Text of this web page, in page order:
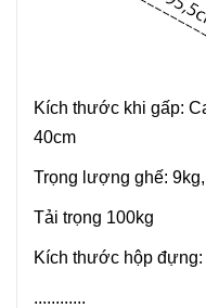
Kích thước khi gấp:
40cm
Trọng lượng ghế:
Tải trọng 100kg
Kích thước hộp đựng:
............